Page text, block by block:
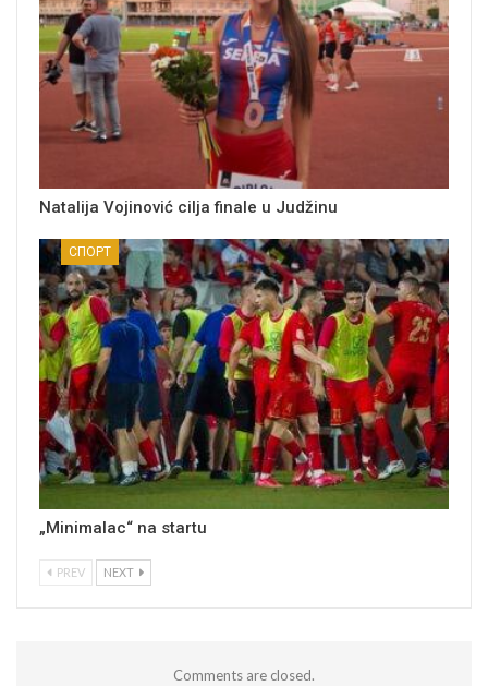
Natalija Vojinović cilja finale u Judžinu
СПОРТ
„Minimalac“ na startu
PREV NEXT
Comments are closed.